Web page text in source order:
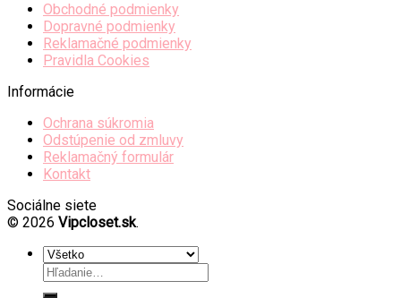
Obchodné podmienky
Dopravné podmienky
Reklamačné podmienky
Pravidla Cookies
Informácie
Ochrana súkromia
Odstúpenie od zmluvy
Reklamačný formulár
Kontakt
Sociálne siete
© 2026 Vipcloset.sk.
Hľadať: